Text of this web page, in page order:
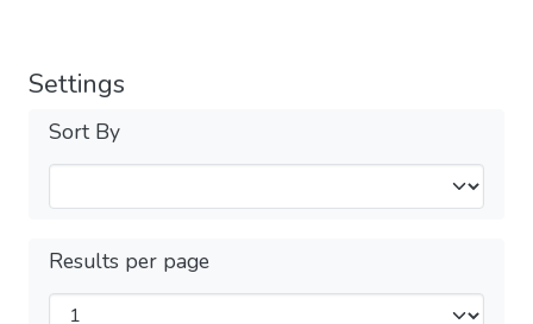
Settings
Sort By
Results per page